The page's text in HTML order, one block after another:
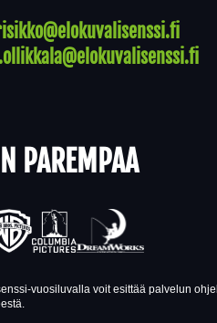
PAREMPAA
vuosiluvalla voit esittää palvelun